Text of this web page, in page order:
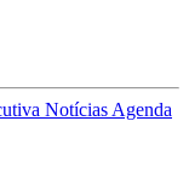
Notícias Agenda